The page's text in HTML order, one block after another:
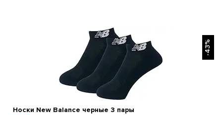
БЫСТРЫЙ ПРОСМОТР
-43%
Носки New Balance черные 3 пары